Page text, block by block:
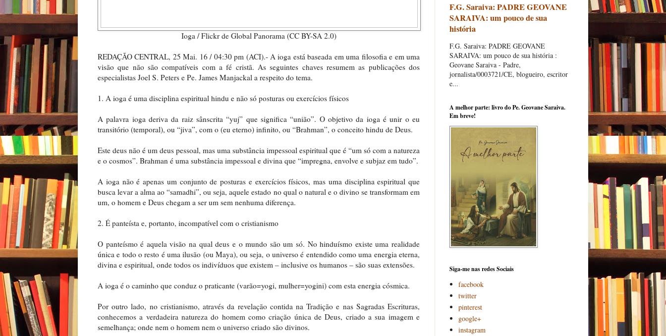
Ioga / Flickr de Global Panorama (CC BY-SA 2.0)
REDAÇÃO CENTRAL, 25 Mai. 16 / 04:30 pm (ACI).- A ioga está baseada em uma filosofia e em uma
visão que não são compatíveis com a fé cristã. As seguintes chaves resumem as publicações dos
especialistas Joel S. Peters e Pe. James Manjackal a respeito do tema.
1. A ioga é uma disciplina espiritual hindu e não só posturas ou exercícios físicos
A palavra ioga deriva da raiz sânscrita “yuj” que significa “união”. O objetivo da ioga é unir o eu
transitório (temporal), ou “jiva”, com o (eu eterno) infinito, ou “Brahman”, o conceito hindu de Deus.
Este deus não é um deus pessoal, mas uma substância impessoal espiritual que é “um só com a natureza
e o cosmos”. Brahman é uma substância impessoal e divina que “impregna, envolve e subjaz em tudo”.
A ioga não é apenas um conjunto de posturas e exercícios físicos, mas uma disciplina espiritual que
busca levar a alma ao “samadhi”, ou seja, aquele estado no qual o natural e o divino se transformam em
um, o homem e Deus chegam a ser um sem nenhuma diferença.
2. É panteísta e, portanto, incompatível com o cristianismo
O panteísmo é aquela visão na qual deus e o mundo são um só. No hinduísmo existe uma realidade
única e todo o resto é uma ilusão (ou Maya), ou seja, o universo é entendido como uma energia eterna,
divina e espiritual, onde todos os indivíduos que existem – inclusive os humanos – são suas extensões.
A ioga é o caminho que conduz o praticante (varão=yogi, mulher=yogini) com esta energia cósmica.
Por outro lado, no cristianismo, através da revelação contida na Tradição e nas Sagradas Escrituras,
conhecemos a verdadeira natureza do homem como criação única de Deus, criado a sua imagem e
semelhança; onde nem o homem nem o universo criado são divinos.
F.G. Saraiva: PADRE GEOVANE
SARAIVA: um pouco de sua
história
F.G. Saraiva: PADRE GEOVANE
SARAIVA: um pouco de sua história :
Geovane Saraiva - Padre,
jornalista/0003721/CE, blogueiro, escritor
e...
A melhor parte: livro do Pe. Geovane Saraiva.
Em breve!
Siga-me nas redes Sociais
facebook
twitter
pinterest
google+
instagram